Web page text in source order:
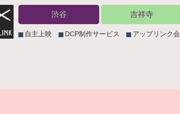
渋谷 吉祥寺
自主上映 DCP制作サービス アップリンク